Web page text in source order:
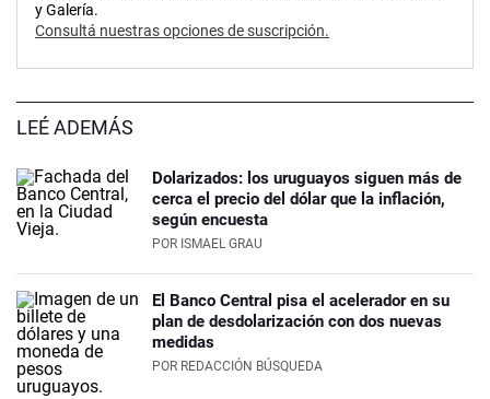
y Galería.
Consultá nuestras opciones de suscripción.
LEÉ ADEMÁS
Dolarizados: los uruguayos siguen más de
cerca el precio del dólar que la inflación,
según encuesta
POR ISMAEL GRAU
El Banco Central pisa el acelerador en su
plan de desdolarización con dos nuevas
medidas
POR REDACCIÓN BÚSQUEDA